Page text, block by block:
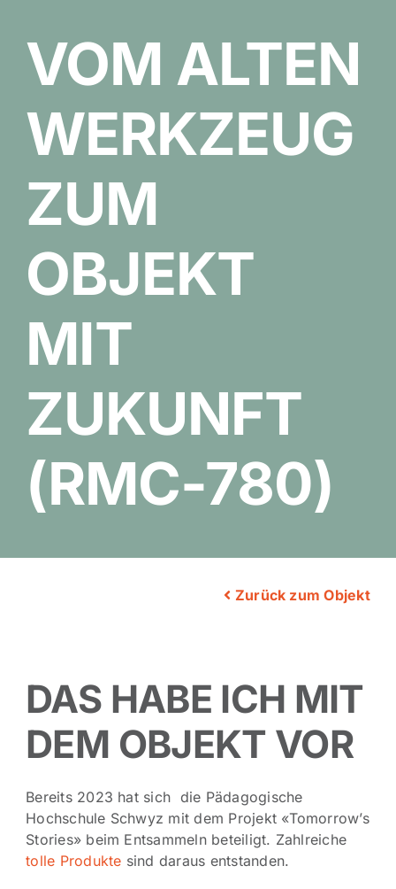
VOM ALTEN
WERKZEUG
ZUM
OBJEKT
MIT
ZUKUNFT
(RMC-780)
Zurück zum Objekt
DAS HABE ICH MIT
DEM OBJEKT VOR
Bereits 2023 hat sich die Pädagogische
Hochschule Schwyz mit dem Projekt «Tomorrow’s
Stories» beim Entsammeln beteiligt. Zahlreiche
tolle Produkte sind daraus entstanden.